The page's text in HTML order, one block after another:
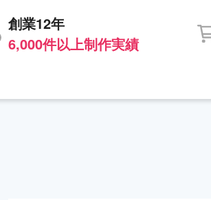
創業12年
6,000件以上制作実績